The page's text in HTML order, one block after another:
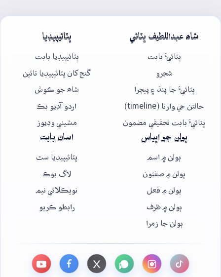
شاھ عبداللطيف ڀٽائي
ڀٽائيءَ بابت
شجرو
ڀٽائيءَ جا پنڌ ۽ پيچرا
حالتن جي وارتا (timeline)
ڀٽائيءَ بابت تحقيقي مضمون
ڀٽائيپيڊيا
ڀٽائيپيڊيا بابت
گنج کان ڀٽائيپيڊيا تائين
شاھ جو ڪوش
اردو آڊيو بڪ
مشيني وڊيوز
ٻولن جو اڀياس
ٻولن ۾ اسم
ٻولن ۾ صفتون
ٻولن ۾ فعل
ٻولن ۾ ظرف
ٻولن جا زمرا
اسان بابت
ڀٽائيپيڊيا سٿ
لاگ بوڪ
نويڪلائي نيم
رابطو ڪريو